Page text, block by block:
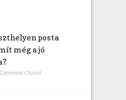
posta
még a jó
Comment Closed